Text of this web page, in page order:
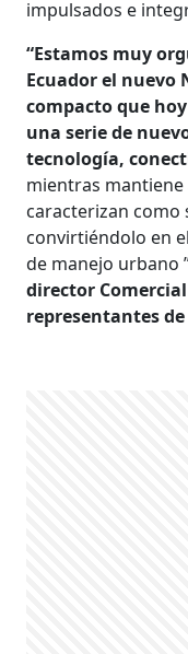
impulsados ​​e
“Estamos muy
Ecuador el nuevo
compacto que
una serie de
tecnología,
mientras
caracterizan como
convirtiéndolo en
de manejo urbano
director
representantes